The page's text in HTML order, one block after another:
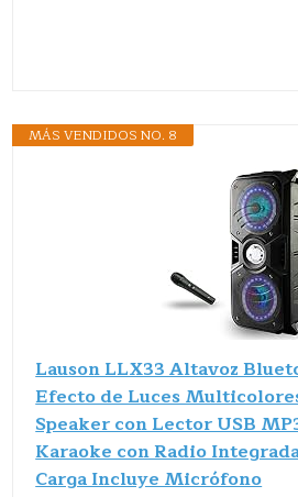
MÁS VENDIDOS NO. 8
Lauson LLX33 Altavoz
Efecto de Luces
Speaker con Lector USB
Karaoke con Radio
Carga Incluye Micrófono